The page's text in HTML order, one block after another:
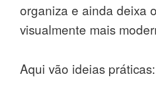
organiza e ainda deixa
visualmente mais
Aqui vão ideias práticas: